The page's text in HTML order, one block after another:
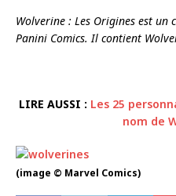
Wolverine : Les Origines est un
Panini Comics. Il contient
LIRE AUSSI : Les 25
nom de
(image © Marvel Comics)